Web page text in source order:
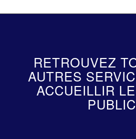
RETROUVEZ
AUTRES
ACCUEILLIR
PUBLIC